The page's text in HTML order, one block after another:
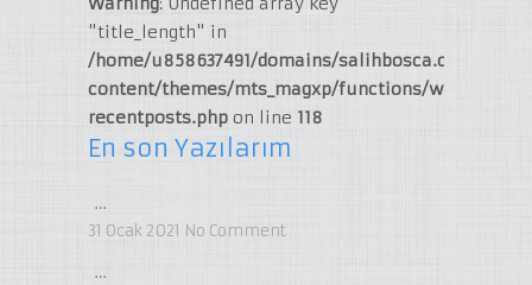
"title_length" in
/home/u858637491/domains/salihbosca.com/
content/themes/mts_magxp/functions/widget-
recentposts.phpon line 118
En son Yazılarım
…
31 Ocak 2021 No Comment
…